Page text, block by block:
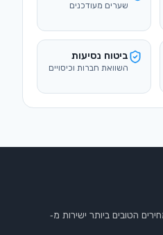
שערים מעודכנים
ביטוח נסיעות
השוואת חברות וכיסויים
הטובים ביותר ישירות מ-